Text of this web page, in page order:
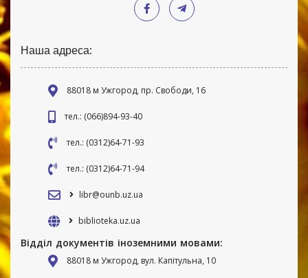
Наша адреса:
88018 м Ужгород, пр. Свободи, 16
тел.: (066)894-93-40
тел.: (0312)64-71-93
тел.: (0312)64-71-94
libr@ounb.uz.ua
biblioteka.uz.ua
Відділ документів іноземними мовами:
88018 м Ужгород, вул. Капітульна, 10